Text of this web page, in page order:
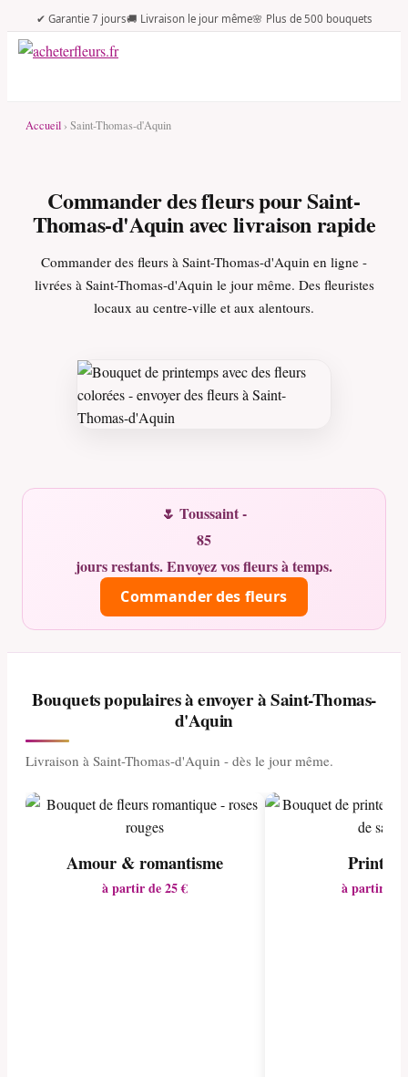
✔ Garantie 7 jours🚚 Livraison le jour même🌸 Plus de 500 bouquets
Accueil › Saint-Thomas-d'Aquin
Commander des fleurs pour Saint-
Thomas-d'Aquin avec livraison rapide
Commander des fleurs à Saint-Thomas-d'Aquin en ligne -
livrées à Saint-Thomas-d'Aquin le jour même. Des fleuristes
locaux au centre-ville et aux alentours.
🌷 Toussaint -
85
jours restants. Envoyez vos fleurs à temps.
Commander des fleurs
Bouquets populaires à envoyer à Saint-Thomas-
d'Aquin
Livraison à Saint-Thomas-d'Aquin - dès le jour même.
Amour & romantisme
à partir de 25 € à partir de